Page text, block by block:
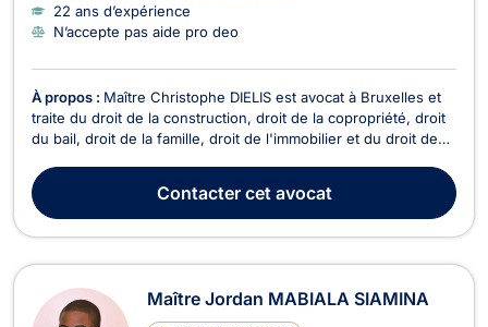
22 ans d’expérience
N’accepte pas aide pro deo
À propos : Maître Christophe DIELIS est avocat à Bruxelles et
traite du droit de la construction, droit de la copropriété, droit
du bail, droit de la famille, droit de l'immobilier et du droit des
construction pour retards de livraison, vente en l'état futur
d'achèvement, malfaçons...
Contactercet avocat
Maître Jordan MABIALA SIAMINA